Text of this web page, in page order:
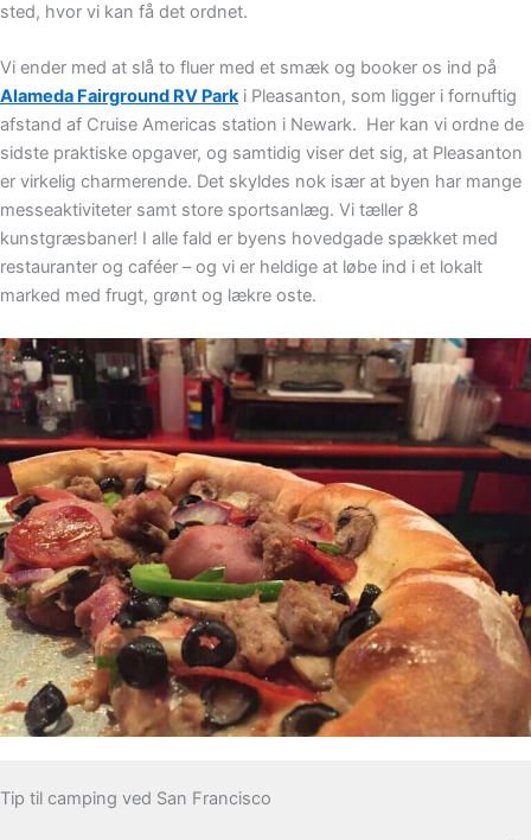
sted, hvor vi kan få det ordnet.
Vi ender med at slå to fluer med et smæk og booker os ind på
Alameda Fairground RV Parki Pleasanton, som ligger i fornuftig
afstand af Cruise Americas station i Newark. Her kan vi ordne de
sidste praktiske opgaver, og samtidig viser det sig, at Pleasanton
er virkelig charmerende. Det skyldes nok især at byen har mange
messeaktiviteter samt store sportsanlæg. Vi tæller 8
kunstgræsbaner! I alle fald er byens hovedgade spækket med
restauranter og caféer – og vi er heldige at løbe ind i et lokalt
marked med frugt, grønt og lækre oste.
Tip til camping ved San Francisco